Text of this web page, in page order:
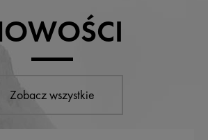
Zobacz wszystkie